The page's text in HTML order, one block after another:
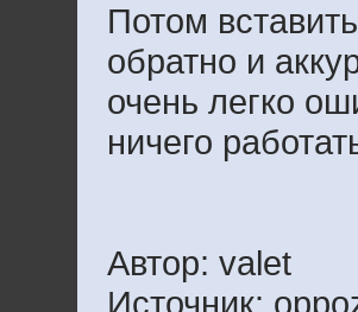
Потом
обратно и
очень легко
ничего
Автор: valet
Источник: